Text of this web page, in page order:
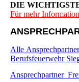
DIE
Für mehr
Alle
Berufsfeuerwehr
Ansprechpartner